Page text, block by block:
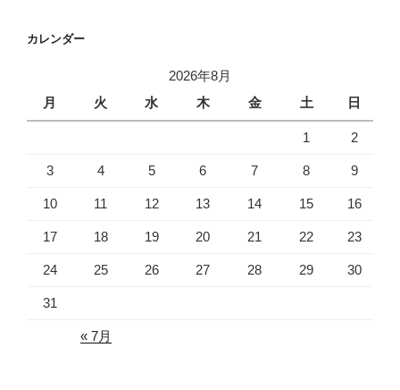
カレンダー
2026年8月
月
火 水 木 金 土 日
1 2
3 4 5 6 7 8 9
10 11 12 13 14 15 16
17 18 19 20 21 22 23
24 25 26 27 28 29 30
31
« 7月